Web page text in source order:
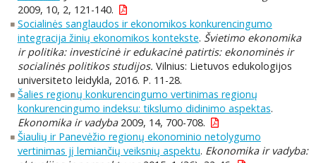
2009, 10, 2, 121-140.
Socialinės sanglaudos ir ekonomikos konkurencingumo
integracija žinių ekonomikos kontekste. Švietimo ekonomika
ir politika: investicinė ir edukacinė patirtis: ekonominės ir
socialinės politikos studijos. Vilnius: Lietuvos edukologijos
universiteto leidykla, 2016. P. 11-28.
Šalies regionų konkurencingumo vertinimas regionų
konkurencingumo indeksu: tikslumo didinimo aspektas.
Ekonomika ir vadyba2009, 14, 700-708.
Šiaulių ir Panevėžio regionų ekonominio netolygumo
vertinimas jį lemiančių veiksnių aspektu. Ekonomika ir vadyba: